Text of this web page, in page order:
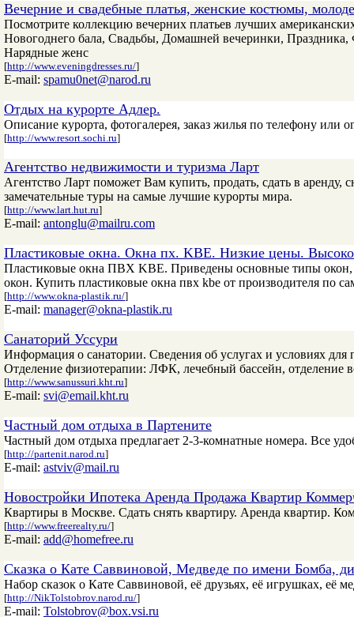
Вечерние и свадебные платья, женские костюмы,
Посмотрите коллекцию вечерних платьев лучших
Новогоднего бала, Свадьбы, Домашней вечеринки,
Нарядные женс
[http://www.eveningdresses.ru/]
E-mail: spamu0net@narod.ru
Отдых на курорте Адлер.
Описание курорта, фотогалерея, заказ жилья по телефону или
[http://www.resort.sochi.ru]
Агентство недвижимости и туризма Ларт
Агентство Ларт поможет Вам купить, продать, сдать в
замечательные туры на самые лучшие курорты мира.
[http://www.lart.hut.ru]
E-mail: antonglu@mailru.com
Пластиковые окна. Окна пх. KBE. Низкие цены.
Пластиковые окна ПВХ KBE. Приведены основные типы
окон. Купить пластиковые окна пвх kbe от производителя по
[http://www.okna-plastik.ru/]
E-mail: manager@okna-plastik.ru
Санаторий Уссури
Информация о санатории. Сведения об услугах и условиях
Отделение физиотерапии: ЛФК, лечебный бассейн, отделение
[http://www.sanussuri.kht.ru]
E-mail: svi@email.kht.ru
Частный дом отдыха в Партените
Частный дом отдыха предлагает 2-3-комнатные номера. Все
[http://partenit.narod.ru]
E-mail: astviv@mail.ru
Новостройки Ипотека Аренда Продажа Квартир
Квартиры в Москве. Сдать снять квартиру. Аренда квартир.
[http://www.freerealty.ru/]
E-mail: add@homefree.ru
Сказка о Кате Саввиновой, Медведе по имени Бомба,
Набор сказок о Кате Саввиновой, её друзьях, её игрушках, её
[http://NikTolstobrov.narod.ru/]
E-mail: Tolstobrov@box.vsi.ru